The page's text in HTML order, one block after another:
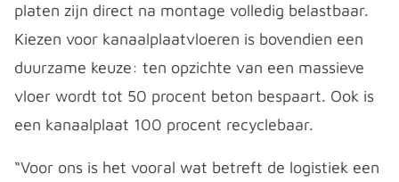
platen zijn direct na montage volledig belastbaar.
Kiezen voor kanaalplaatvloeren is bovendien een
duurzame keuze: ten opzichte van een massieve
vloer wordt tot 50 procent beton bespaart. Ook is
een kanaalplaat 100 procent recyclebaar.
“Voor ons is het vooral wat betreft de logistiek een